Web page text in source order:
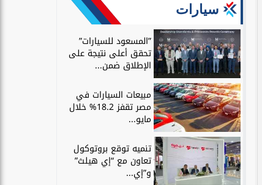
سيارات
”المسعود للسيارات”
تحقق أعلى نتيجة على
الإطلاق ضمن...
مبيعات السيارات في
مصر تقفز 18.2% خلال
مايو...
تنميه توقع بروتوكول
تعاون مع “إي هيلث”
و”إي...